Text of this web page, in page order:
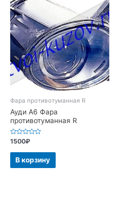
Фара противотуманная R
Ауди А6 Фара
противотуманная R
Оценка
из
1500₽
В корзину